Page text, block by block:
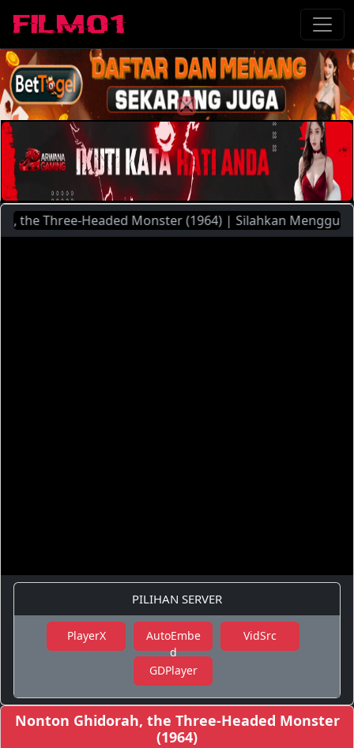
Three-Headed Monster (1964) | Silahkan
PILIHAN SERVER
PlayerX
AutoEmbe
d
VidSrc
GDPlayer
Nonton Ghidorah, the Three-Headed Monster
(1964)